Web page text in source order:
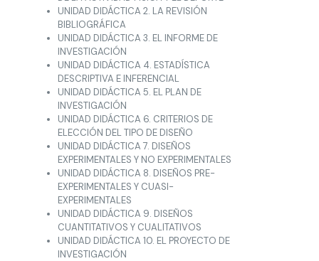
UNIDAD DIDÁCTICA 2. LA REVISIÓN
BIBLIOGRÁFICA
UNIDAD DIDÁCTICA 3. EL INFORME DE
INVESTIGACIÓN
UNIDAD DIDÁCTICA 4. ESTADÍSTICA
DESCRIPTIVA E INFERENCIAL
UNIDAD DIDÁCTICA 5. EL PLAN DE
INVESTIGACIÓN
UNIDAD DIDÁCTICA 6. CRITERIOS DE
ELECCIÓN DEL TIPO DE DISEÑO
UNIDAD DIDÁCTICA 7. DISEÑOS
EXPERIMENTALES Y NO EXPERIMENTALES
UNIDAD DIDÁCTICA 8. DISEÑOS PRE-
EXPERIMENTALES Y CUASI-
EXPERIMENTALES
UNIDAD DIDÁCTICA 9. DISEÑOS
CUANTITATIVOS Y CUALITATIVOS
UNIDAD DIDÁCTICA 10. EL PROYECTO DE
INVESTIGACIÓN